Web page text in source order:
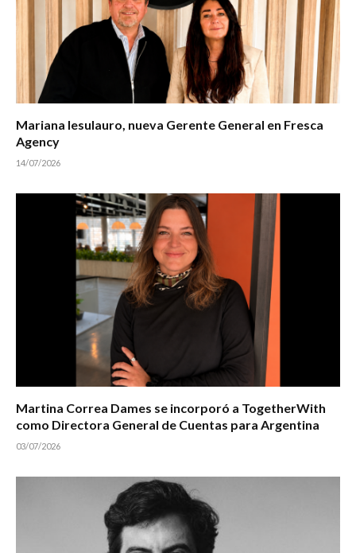
Mariana Iesulauro, nueva Gerente General en Fresca
Agency
14/07/2026
Martina Correa Dames se incorporó a TogetherWith
como Directora General de Cuentas para Argentina
03/07/2026